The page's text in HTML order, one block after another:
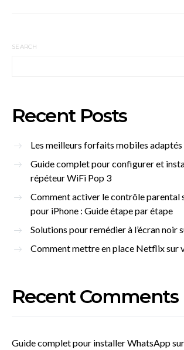
SEARCH
Recent Posts
Les meilleurs forfaits mobiles adaptés
Guide complet pour configurer et
répéteur WiFi Pop 3
Comment activer le contrôle parental
pour iPhone : Guide étape par étape
Solutions pour remédier à l’écran noir
Comment mettre en place Netflix sur
Recent Comments
Guide complet pour installer WhatsApp